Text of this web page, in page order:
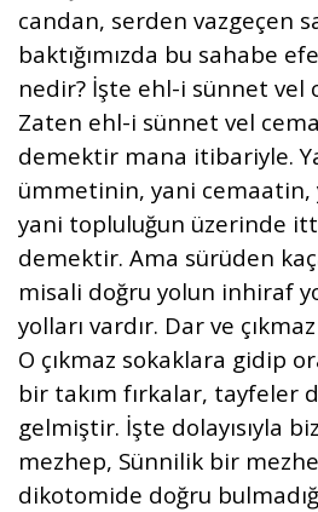
candan, serden vazgeçen
baktığımızda bu sahabe
nedir? İşte ehl-i sünnet vel
Zaten ehl-i sünnet vel
demektir mana itibariyle.
ümmetinin, yani cemaatin,
yani topluluğun üzerinde
demektir. Ama sürüden
misali doğru yolun inhiraf
yolları vardır. Dar ve
O çıkmaz sokaklara gidip
bir takım fırkalar, tayfeler
gelmiştir. İşte dolayısıyla
mezhep, Sünnilik bir
dikotomide doğru